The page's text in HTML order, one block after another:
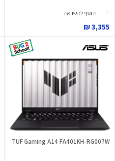
הוסף להשוואה
3,355 ₪
TUF Gaming A14 FA401KH-RG007W